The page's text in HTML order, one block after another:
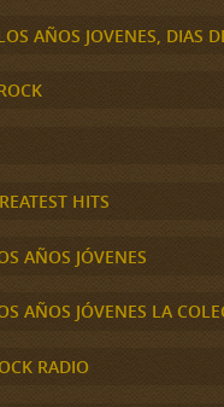
AÑOS JOVENES, DIAS
HITS
AÑOS JÓVENES
AÑOS JÓVENES LA
RADIO